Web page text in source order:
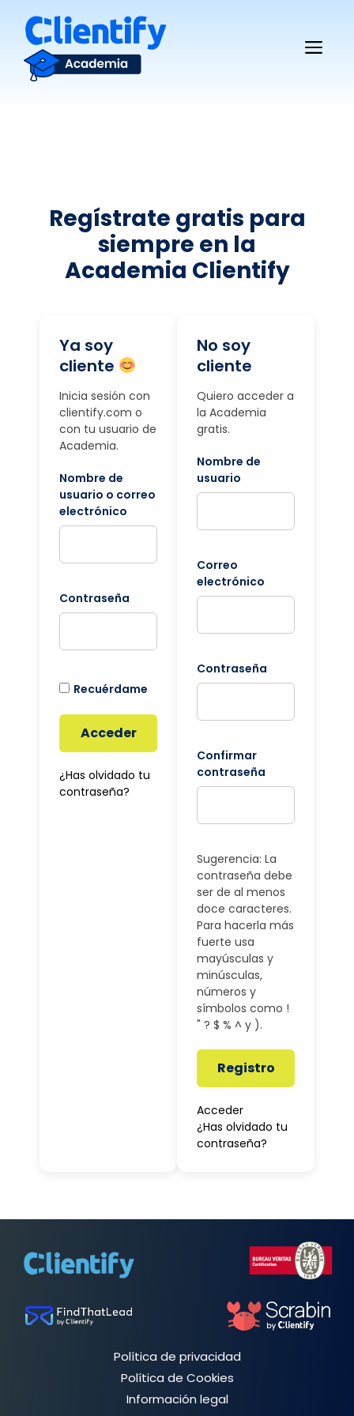
contenido
Regístrate gratis para
siempre en la
Academia Clientify
Ya soy
cliente
Inicia sesión con
clientify.com o
con tu usuario de
Academia.
Nombre de
usuario o correo
electrónico
Contraseña
Recuérdame
Acceder
¿Has olvidado tu
contraseña?
No soy
cliente
Quiero acceder a
la Academia
gratis.
Nombre de
usuario
Correo
electrónico
Contraseña
Confirmar
contraseña
Sugerencia: La
contraseña debe
ser de al menos
doce caracteres.
Para hacerla más
fuerte usa
mayúsculas y
minúsculas,
números y
símbolos como !
" ? $ % ^ y ).
Registro
Acceder
¿Has olvidado tu
contraseña?
Política de privacidad
Política de Cookies
Información legal